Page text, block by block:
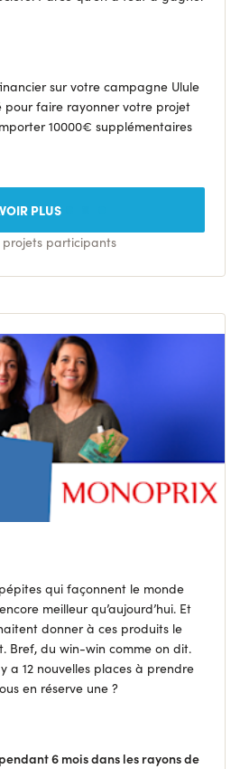
sur votre campagne Ulule
pour faire rayonner votre projet
10000€ supplémentaires
PLUS
projets participants
qui façonnent le monde
meilleur qu’aujourd’hui. Et
donner à ces produits le
Bref, du win-win comme on dit.
a 12 nouvelles places à prendre
en réserve une ?
6 mois dans les rayons de